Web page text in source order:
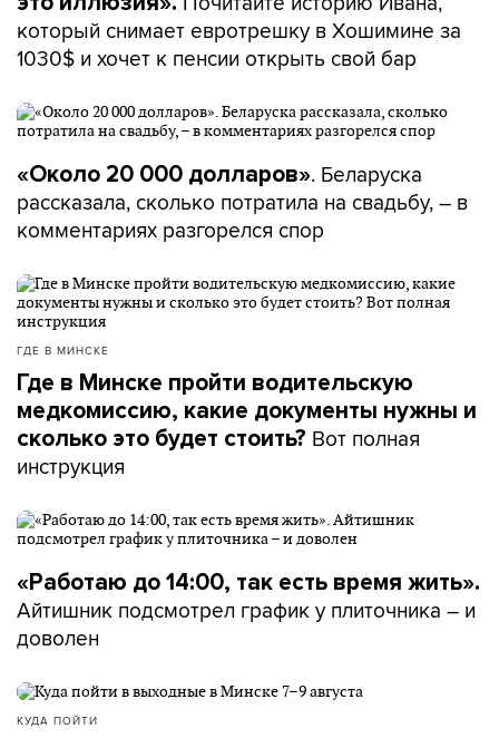
который снимает евротрешку в Хошимине за
1030$ и хочет к пенсии открыть свой бар
«Около 20 000 долларов». Беларуска
рассказала, сколько потратила на свадьбу, – в
комментариях разгорелся спор
ГДЕ В МИНСКЕ
Где в Минске пройти водительскую
медкомиссию, какие документы нужны и
сколько это будет стоить? Вот полная
инструкция
«Работаю до 14:00, так есть время жить».
Айтишник подсмотрел график у плиточника – и
доволен
КУДА ПОЙТИ